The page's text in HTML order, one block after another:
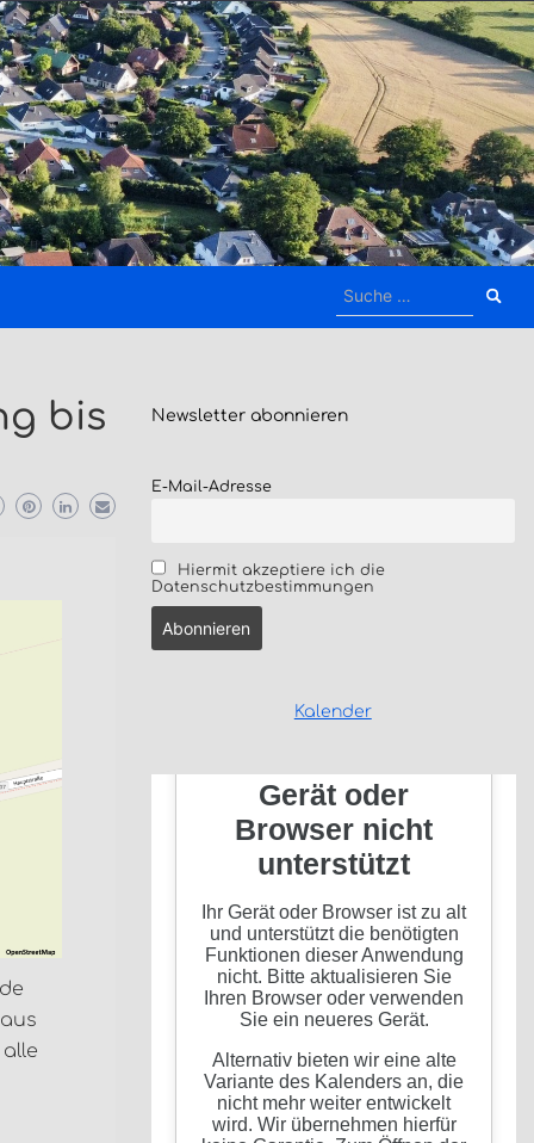
Suche
bis Newsletter abonnieren
E-Mail-Adresse
Hiermit akzeptiere ich die
Datenschutzbestimmungen
Kalender